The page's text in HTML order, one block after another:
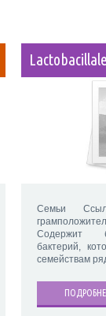
Семьи
Содержит
бактерий,
семействам